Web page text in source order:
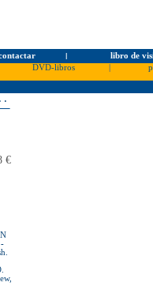
l libro de
DVD-libros
·
€